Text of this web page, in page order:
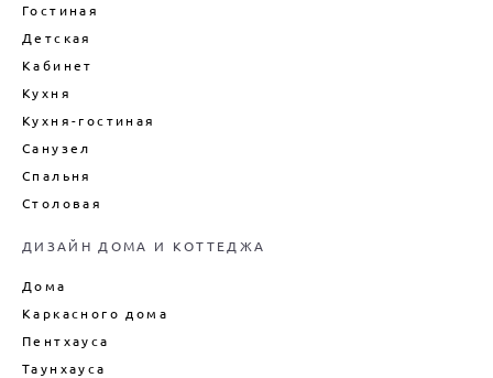
ВАННОЙ
ГОСТИНОЙ
ЦЕНЫ НА ПРОЕКТИРОВАНИЕ
Гостиная
Детская
Кабинет
Кухня
Кухня-гостиная
Санузел
Спальня
Столовая
ДИЗАЙН ДОМА И КОТТЕДЖА
Дома
Каркасного дома
Пентхауса
Таунхауса